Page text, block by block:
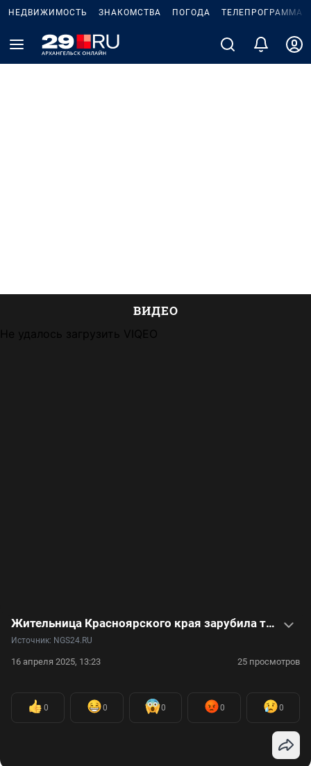
НЕДВИЖИМОСТЬ ЗНАКОМСТВА ПОГОДА ТЕЛЕПРОГРАММА
ВИДЕО
Не удалось загрузить VIQEO
Жительница Красноярского края зарубила топором своих детей — видео
Источник: NGS24.RU
16 апреля 2025, 13:23 25 просмотров
0 0 0 0 0